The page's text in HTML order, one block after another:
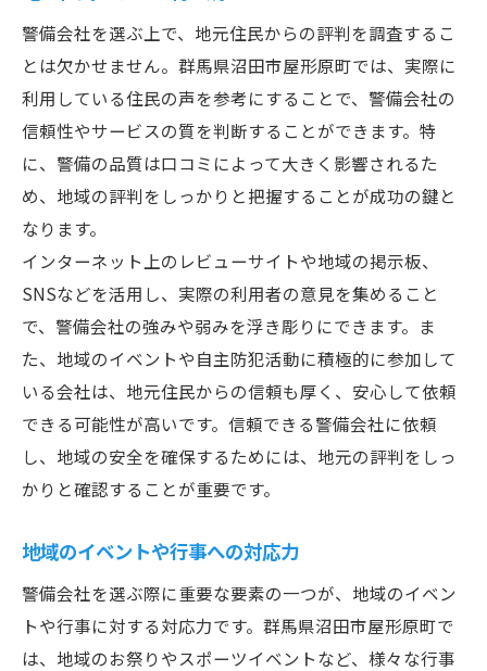
高度な技術と装備の導入
安心安全のための最新情報の提供
警備員の経験とスキルの活用
心理的な安心感の提供
地域の安全を左右する警備会社の選び方
住民からのフィードバックの活用
地域密着型サービスの評価
最新の防犯技術の導入状況
地域での実績と信頼を確認
地域のコミュニティとの連携
警備会社を選ぶ上で、地元住民からの評判を調査するこ
とは欠かせません。群馬県沼田市屋形原町では、実際に
利用している住民の声を参考にすることで、警備会社の
信頼性やサービスの質を判断することができます。特
に、警備の品質は口コミによって大きく影響されるた
め、地域の評判をしっかりと把握することが成功の鍵と
なります。
インターネット上のレビューサイトや地域の掲示板、
SNSなどを活用し、実際の利用者の意見を集めること
で、警備会社の強みや弱みを浮き彫りにできます。ま
た、地域のイベントや自主防犯活動に積極的に参加して
いる会社は、地元住民からの信頼も厚く、安心して依頼
できる可能性が高いです。信頼できる警備会社に依頼
し、地域の安全を確保するためには、地元の評判をしっ
かりと確認することが重要です。
地域のイベントや行事への対応力
警備会社を選ぶ際に重要な要素の一つが、地域のイベン
トや行事に対する対応力です。群馬県沼田市屋形原町で
は、地域のお祭りやスポーツイベントなど、様々な行事